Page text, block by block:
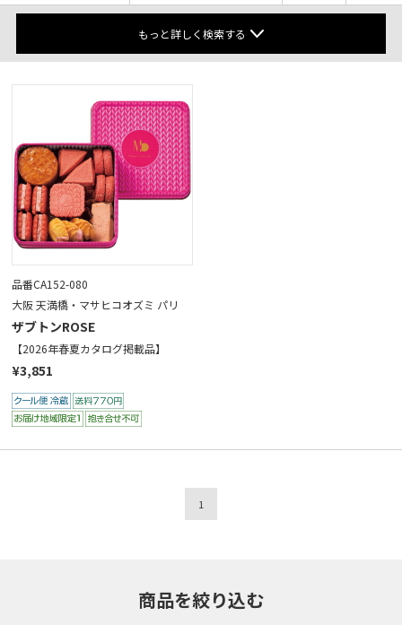
もっと詳しく検索する
品番CA152-080
大阪 天満橋・マサヒコオズミ パリ
ザブトンROSE
【2026年春夏カタログ掲載品】
¥3,851
1
商品を絞り込む